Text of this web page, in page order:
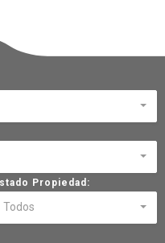
Propiedad:
Todos